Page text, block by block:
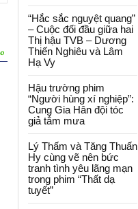
“Hắc sắc nguyệt quang”
– Cuộc đối đầu giữa hai
Thị hậu TVB – Dương
Thiến Nghiêu và Lâm
Hạ Vy
Hậu trường phim
“Người hùng xí nghiệp”:
Cung Gia Hân đội tóc
giả tắm mưa
Lý Thấm và Tăng Thuấn
Hy cùng vẽ nên bức
tranh tình yêu lãng mạn
trong phim “Thất dạ
tuyết”